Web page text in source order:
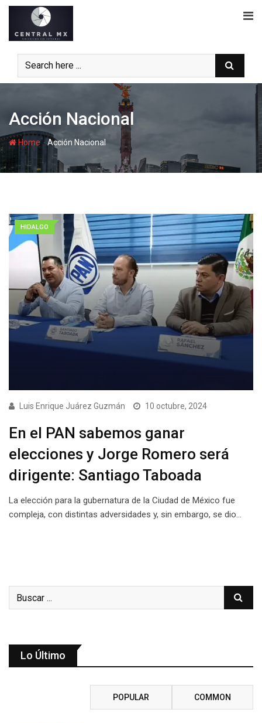
Skip
content
Acción Nacional
Home-Acción Nacional
HIDALGO
Luis Enrique Juárez Guzmán 10 octubre, 2024
En el PAN sabemos ganar
elecciones y Jorge Romero será
dirigente: Santiago Taboada
La elección para la gubernatura de la Ciudad de México fue
compleja, con distintas adversidades y, sin embargo, se dio…
Lo Último
POPULAR COMMON